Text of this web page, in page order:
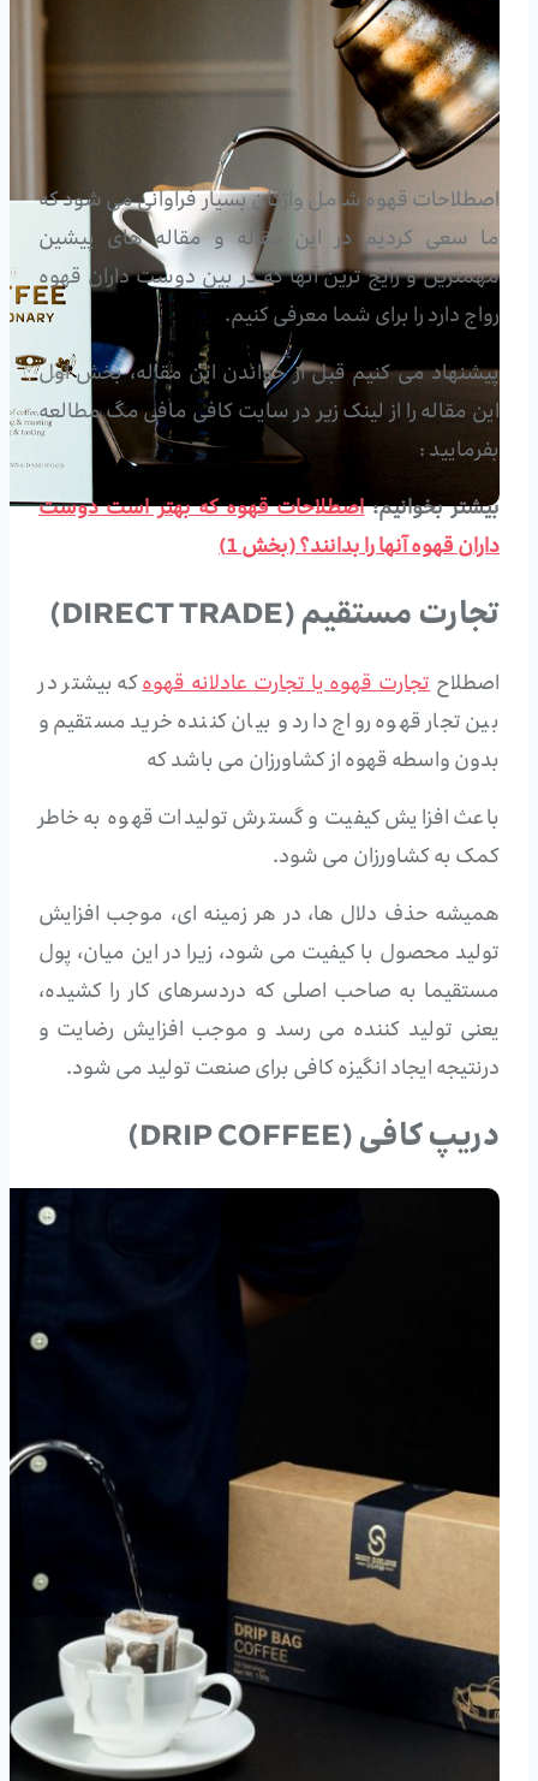
اصطلاحات قهوه شامل واژگان بسیار فراوانی می شود که
ما سعی کردیم در این مقاله و مقاله های پیشین
مهمترین و رایج ترین آنها که در بین دوست داران قهوه
رواج دارد را برای شما معرفی کنیم.
پیشنهاد می کنیم قبل از خواندن این مقاله، بخش اول
این مقاله را از لینک زیر در سایت کافی مافی مگ مطالعه
بفرمایید :
بیشتر بخوانیم:اصطلاحات قهوه که بهتر است دوست
داران قهوه آنها را بدانند؟ (بخش 1)
تجارت مستقیم (DIRECT TRADE)
اصطلاحتجارت قهوه یا تجارت عادلانه قهوهکه بیشتر در
بین تجار قهوه رواج دارد و بیان کننده خرید مستقیم و
بدون واسطه قهوه از کشاورزان می باشد که
باعث افزایش کیفیت و گسترش تولیدات قهوه به خاطر
کمک به کشاورزان می شود.
همیشه حذف دلال ها، در هر زمینه ای، موجب افزایش
تولید محصول با کیفیت می شود، زیرا در این میان، پول
مستقیما به صاحب اصلی که دردسرهای کار را کشیده،
یعنی تولید کننده می رسد و موجب افزایش رضایت و
درنتیجه ایجاد انگیزه کافی برای صنعت تولید می شود.
دریپ کافی (DRIP COFFEE)